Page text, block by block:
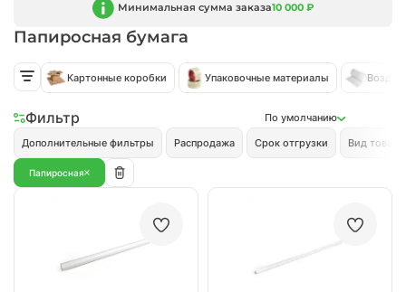
Минимальная сумма заказа10 000 ₽
Папиросная бумага
Картонные коробки Упаковочные материалы
Фильтр
По умолчанию
Дополнительные фильтры
Распродажа Срок отгрузки Вид товара
Папиросная